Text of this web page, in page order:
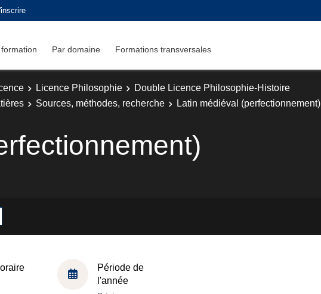
Par domaine Formations transversales
Licence Philosophie
Double Licence Philosophie-Histoire
Sources, méthodes, recherche Latin médiéval (perfectionnement)
Période de
l'année